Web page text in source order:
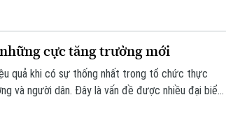
cực tăng trưởng mới
quả khi có sự thống nhất trong tổ chức thực
và người dân. Đây là vấn đề được nhiều đại biểu